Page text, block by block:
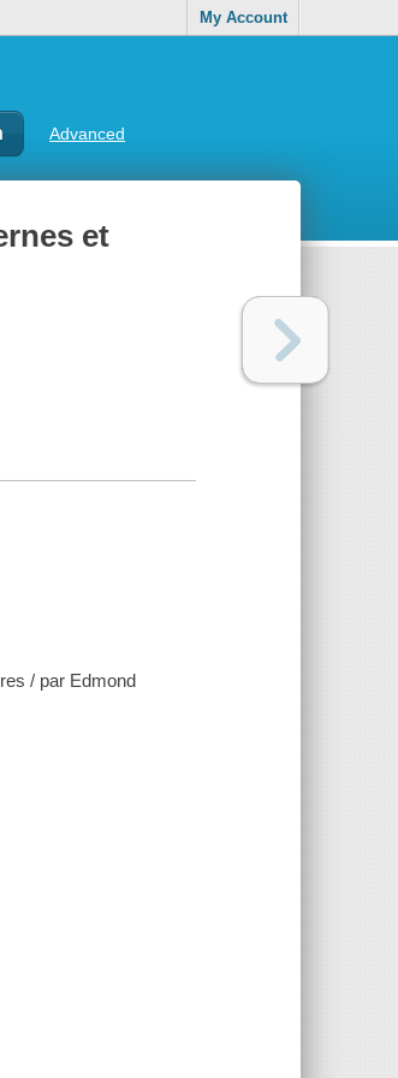
My Account
Advanced
et
/ par Edmond